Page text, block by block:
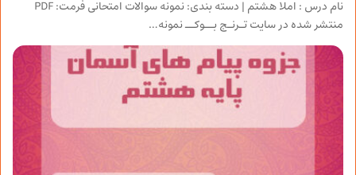
منتشر شده در سایت تـرنـج بــوکــ نمونه…